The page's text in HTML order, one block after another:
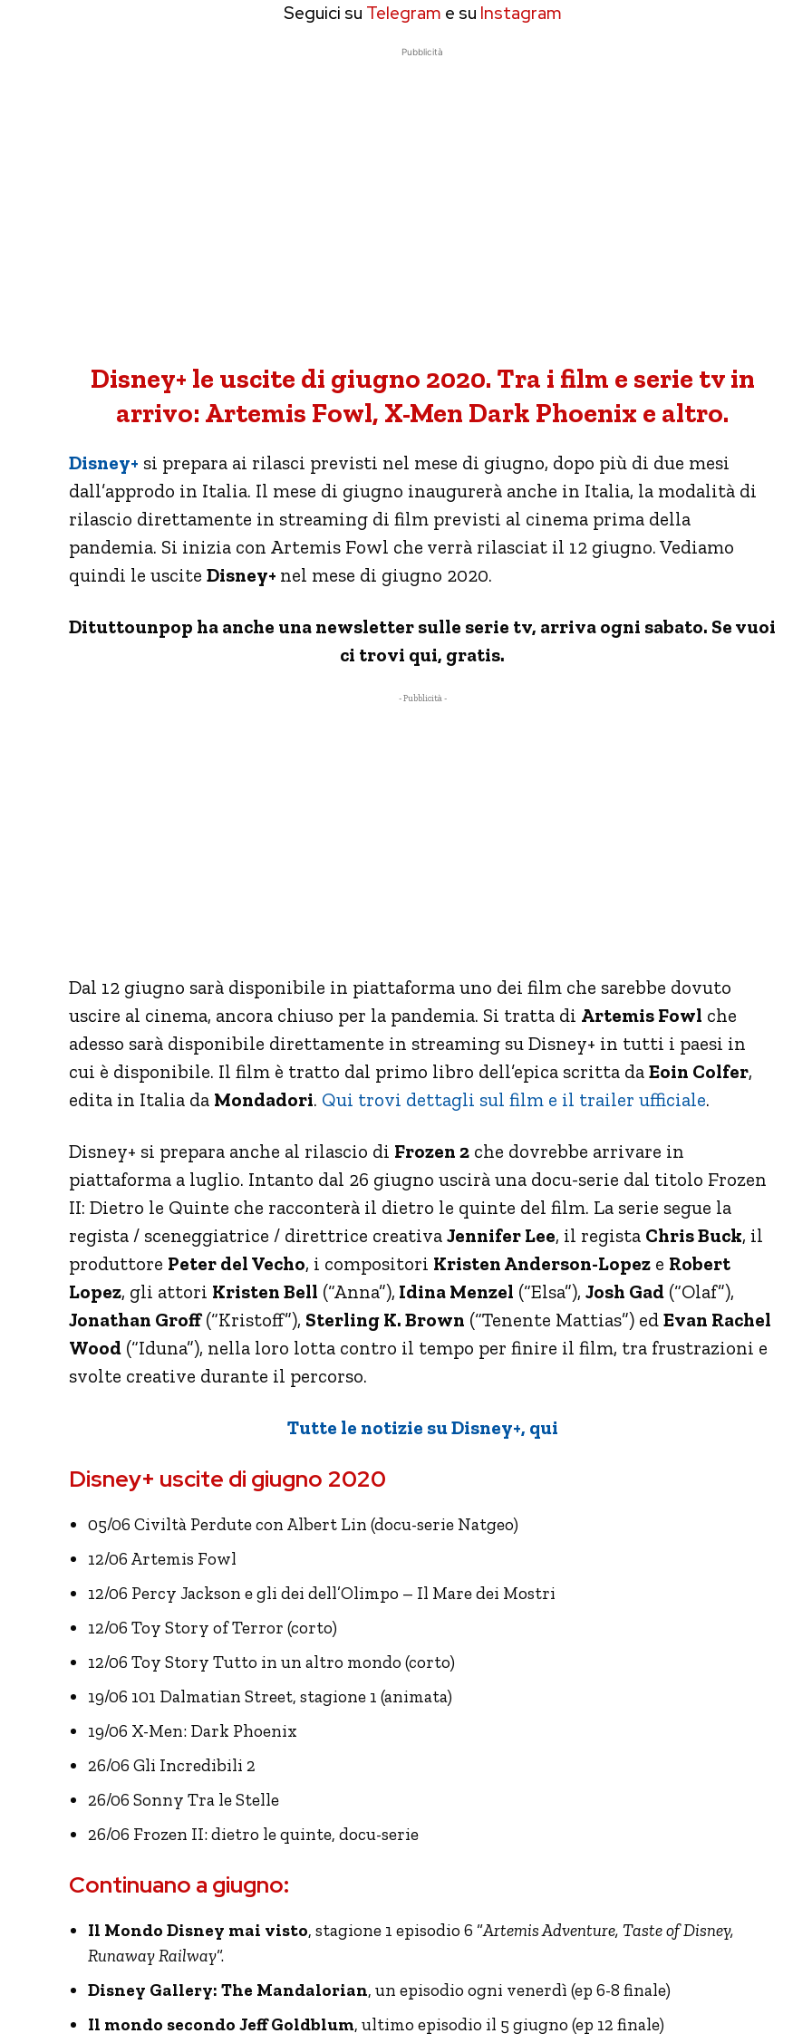
Seguici su Telegram e su Instagram
Pubblicità
Disney+ le uscite di giugno 2020. Tra i film e serie tv in
arrivo: Artemis Fowl, X-Men Dark Phoenix e altro.
Disney+ si prepara ai rilasci previsti nel mese di giugno, dopo più di due mesi
dall’approdo in Italia. Il mese di giugno inaugurerà anche in Italia, la modalità di
rilascio direttamente in streaming di film previsti al cinema prima della
pandemia. Si inizia con Artemis Fowl che verrà rilasciat il 12 giugno. Vediamo
quindi le uscite Disney+ nel mese di giugno 2020.
Dituttounpop ha anche una newsletter sulle serie tv, arriva ogni sabato. Se vuoi
ci trovi qui, gratis.
- Pubblicità -
Dal 12 giugno sarà disponibile in piattaforma uno dei film che sarebbe dovuto
uscire al cinema, ancora chiuso per la pandemia. Si tratta di Artemis Fowl che
adesso sarà disponibile direttamente in streaming su Disney+ in tutti i paesi in
cui è disponibile. Il film è tratto dal primo libro dell’epica scritta da Eoin Colfer,
edita in Italia da Mondadori. Qui trovi dettagli sul film e il trailer ufficiale.
Disney+ si prepara anche al rilascio di Frozen 2 che dovrebbe arrivare in
piattaforma a luglio. Intanto dal 26 giugno uscirà una docu-serie dal titolo Frozen
II: Dietro le Quinte che racconterà il dietro le quinte del film. La serie segue la
regista / sceneggiatrice / direttrice creativa Jennifer Lee, il regista Chris Buck, il
produttore Peter del Vecho, i compositori Kristen Anderson-Lopez e Robert
Lopez, gli attori Kristen Bell (“Anna”), Idina Menzel (“Elsa”), Josh Gad (“Olaf”),
Jonathan Groff(“Kristoff”), Sterling K. Brown (“Tenente Mattias”) ed Evan Rachel
Wood (“Iduna”), nella loro lotta contro il tempo per finire il film, tra frustrazioni e
svolte creative durante il percorso.
Tutte le notizie su Disney+, qui
Disney+ uscite di giugno 2020
05/06 Civiltà Perdute con Albert Lin (docu-serie Natgeo)
12/06 Artemis Fowl
12/06 Percy Jackson e gli dei dell’Olimpo – Il Mare dei Mostri
12/06 Toy Story of Terror (corto)
12/06 Toy Story Tutto in un altro mondo (corto)
19/06 101 Dalmatian Street, stagione 1 (animata)
19/06 X-Men: Dark Phoenix
26/06 Gli Incredibili 2
26/06 Sonny Tra le Stelle
26/06 Frozen II: dietro le quinte, docu-serie
Continuano a giugno:
Il Mondo Disney mai visto, stagione 1 episodio 6 “Artemis Adventure, Taste of Disney,
Runaway Railway“.
Disney Gallery: The Mandalorian, un episodio ogni venerdì (ep 6-8 finale)
Il mondo secondo Jeff Goldblum, ultimo episodio il 5 giugno (ep 12 finale)